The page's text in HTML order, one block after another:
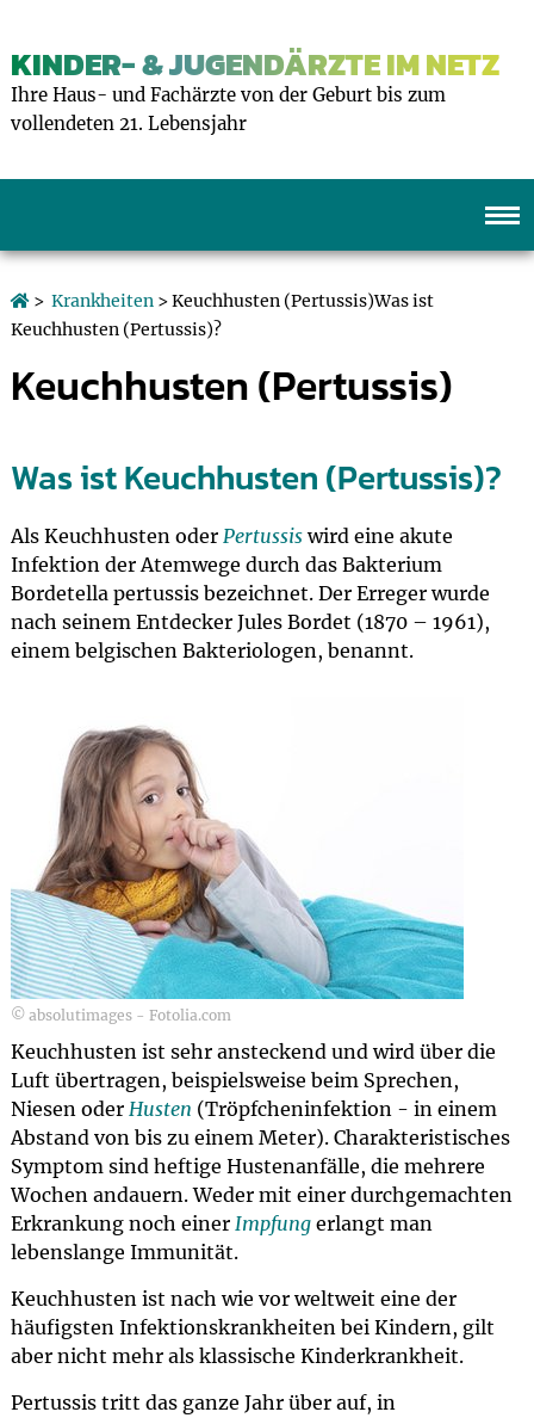
KINDER- & JUGENDÄRZTE IM NETZ
Ihre Haus- und Fachärzte von der Geburt bis zum
vollendeten 21. Lebensjahr
> Krankheiten> Keuchhusten (Pertussis)Was ist
Keuchhusten (Pertussis)?
Keuchhusten (Pertussis)
Was ist Keuchhusten (Pertussis)?
Als Keuchhusten oder Pertussiswird eine akute
Infektion der Atemwege durch das Bakterium
Bordetella pertussis bezeichnet. Der Erreger wurde
nach seinem Entdecker Jules Bordet (1870 – 1961),
einem belgischen Bakteriologen, benannt.
© absolutimages - Fotolia.com
Keuchhusten ist sehr ansteckend und wird über die
Luft übertragen, beispielsweise beim Sprechen,
Niesen oder Husten (Tröpfcheninfektion - in einem
Abstand von bis zu einem Meter). Charakteristisches
Symptom sind heftige Hustenanfälle, die mehrere
Wochen andauern. Weder mit einer durchgemachten
Erkrankung noch einer Impfungerlangt man
lebenslange Immunität.
Keuchhusten ist nach wie vor weltweit eine der
häufigsten Infektionskrankheiten bei Kindern, gilt
aber nicht mehr als klassische Kinderkrankheit.
Pertussis tritt das ganze Jahr über auf, in